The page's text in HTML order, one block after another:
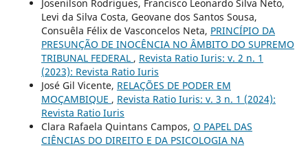
Josenilson Rodrigues, Francisco Leonardo Silva Neto,
Levi da Silva Costa, Geovane dos Santos Sousa,
Consuêla Félix de Vasconcelos Neta, PRINCÍPIO DA
PRESUNÇÃO DE INOCÊNCIA NO ÂMBITO DO SUPREMO
TRIBUNAL FEDERAL , Revista Ratio Iuris: v. 2 n. 1
(2023): Revista Ratio Iuris
José Gil Vicente, RELAÇÕES DE PODER EM
MOÇAMBIQUE , Revista Ratio Iuris: v. 3 n. 1 (2024):
Revista Ratio Iuris
Clara Rafaela Quintans Campos, O PAPEL DAS
CIÊNCIAS DO DIREITO E DA PSICOLOGIA NA